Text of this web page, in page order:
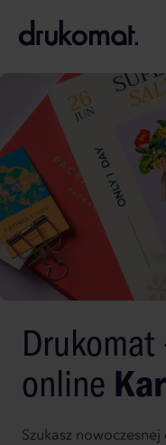
A
online
Szukasz